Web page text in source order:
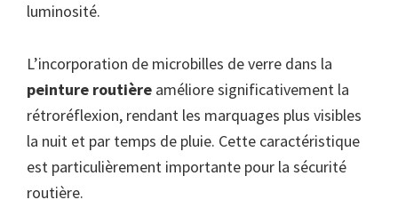
luminosité.
L’incorporation de microbilles de verre dans la
peinture routière améliore significativement la
rétroréflexion, rendant les marquages plus visibles
la nuit et par temps de pluie. Cette caractéristique
est particulièrement importante pour la sécurité
routière.